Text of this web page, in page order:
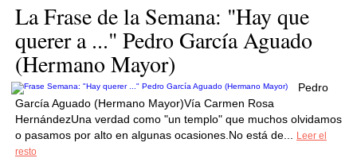
La Frase de la Semana: "Hay que
querer a ..." Pedro García Aguado
(Hermano Mayor)
Pedro
García Aguado (Hermano Mayor)Vía Carmen Rosa
HernándezUna verdad como "un templo" que muchos olvidamos
o pasamos por alto en algunas ocasiones.No está de...
Leer el
resto